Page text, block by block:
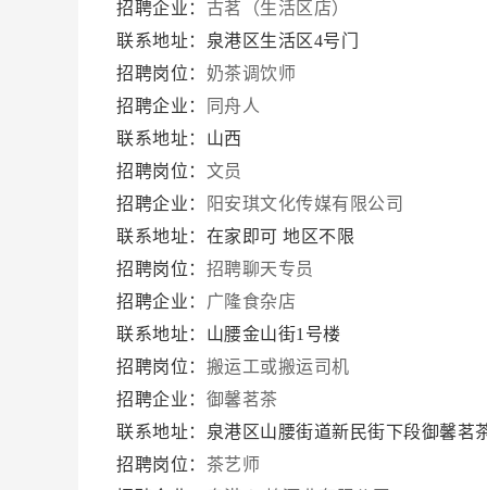
招聘企业： 古茗（生活区店）
联系地址：泉港区生活区4号门
招聘岗位： 奶茶调饮师
招聘企业：
同舟人
联系地址：山西
招聘岗位： 文员
招聘企业：
阳安琪文化传媒有限公司
联系地址：在家即可 地区不限
招聘岗位： 招聘聊天专员
招聘企业： 广隆食杂店
联系地址：山腰金山街1号楼
招聘岗位： 搬运工或搬运司机
招聘企业： 御馨茗茶
联系地址：泉港区山腰街道新民街下段御馨茗
招聘岗位： 茶艺师